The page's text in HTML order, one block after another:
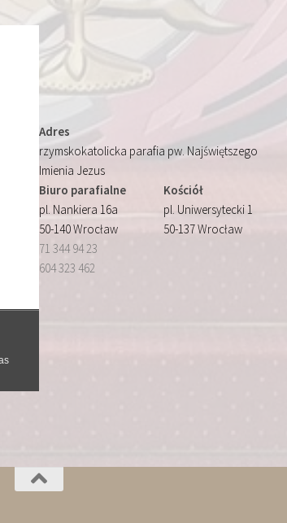
Adres
rzymskokatolicka parafia pw. Najświętszego
Imienia Jezus
Biuro parafialne
pl. Nankiera 16a
50-140 Wrocław
71 344 94 23
604 323 462
Kościół
pl. Uniwersytecki 1
50-137 Wrocław